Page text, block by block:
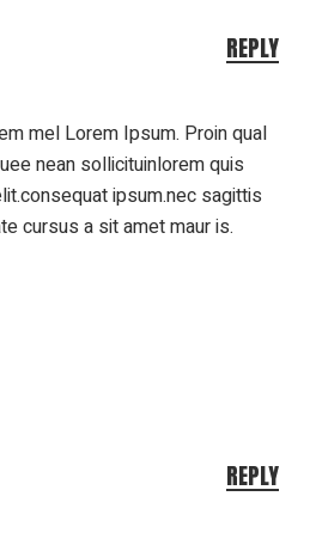
mel Lorem Ipsum. Proin qual
nean sollicituinlorem quis
ipsum.nec sagittis
cursus a sit amet maur is.
REPLY
REPLY